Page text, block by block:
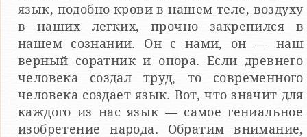
язык, подобно крови в нашем теле, воздуху
в наших легких, прочно закрепил­ся в
нашем сознании. Он с нами, он — наш
верный соратник и опора. Если древнего
человека создал труд, то совре­менного
человека создает язык. Вот, что значит для
каждого из нас язык — самое гениальное
изобретение народа. Обратим внимание,